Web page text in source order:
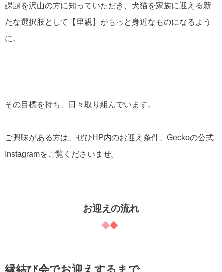
課題を沢山の方に知っていただき、犬猫を家族に迎える新
たな選択肢として【里親】がもっと身近なものになるよう
に。
その目標を持ち、日々取り組んでいます。
ご興味がある方は、ぜひHP内のお迎え条件、Geckoの公式
Instagramをご覧くださいませ。
お迎えの流れ
縁結び会でお迎えするまで